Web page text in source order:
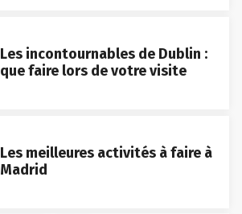
Les incontournables de Dublin :
que faire lors de votre visite
Les meilleures activités à faire à
Madrid